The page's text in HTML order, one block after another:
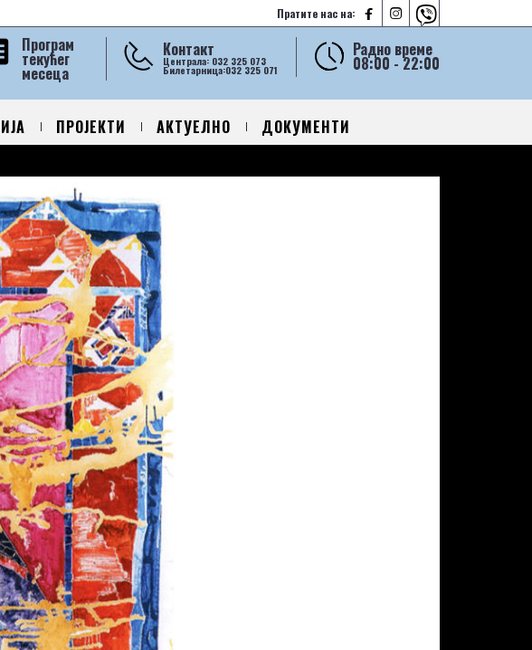
Пратите нас на:   
Радно време
08:00 - 22:00
Контакт
Централа: 032 325 073
Билетарница:032 325 071
Програм
текућег
месеца
ПРОЈЕКТИ АКТУЕЛНО ДОКУМЕНТИ